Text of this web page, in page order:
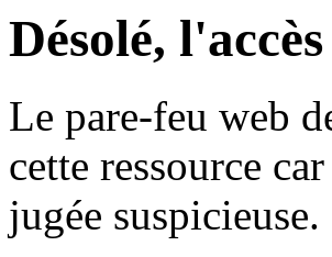
Désolé,
Le pare-feu web
cette ressource
jugée suspicieuse.